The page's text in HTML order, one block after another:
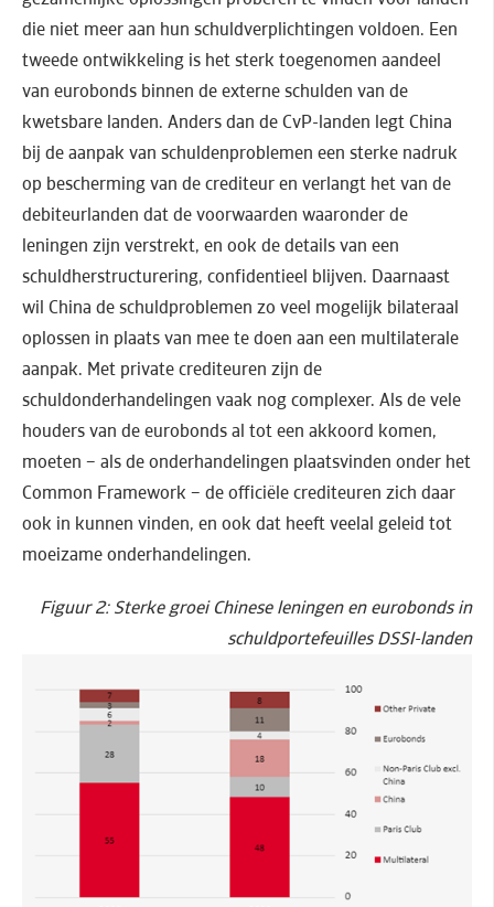
die niet meer aan hun schuldverplichtingen voldoen. Een
tweede ontwikkeling is het sterk toegenomen aandeel
van eurobonds binnen de externe schulden van de
kwetsbare landen. Anders dan de CvP-landen legt China
bij de aanpak van schuldenproblemen een sterke nadruk
op bescherming van de crediteur en verlangt het van de
debiteurlanden dat de voorwaarden waaronder de
leningen zijn verstrekt, en ook de details van een
schuldherstructurering, confidentieel blijven. Daarnaast
wil China de schuldproblemen zo veel mogelijk bilateraal
oplossen in plaats van mee te doen aan een multilaterale
aanpak. Met private crediteuren zijn de
schuldonderhandelingen vaak nog complexer. Als de vele
houders van de eurobonds al tot een akkoord komen,
moeten – als de onderhandelingen plaatsvinden onder het
Common Framework – de officiële crediteuren zich daar
ook in kunnen vinden, en ook dat heeft veelal geleid tot
moeizame onderhandelingen.
Figuur 2: Sterke groei Chinese leningen en eurobonds in
schuldportefeuilles DSSI-landen